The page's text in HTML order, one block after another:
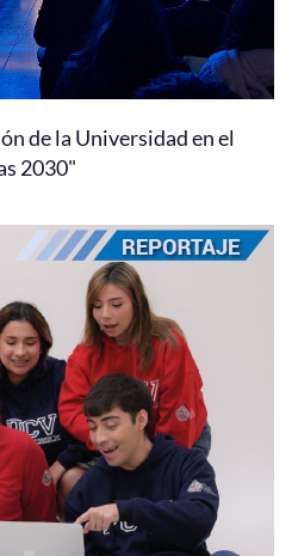
de la Universidad en el
2030"